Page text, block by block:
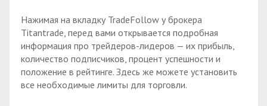
Нажимая на вкладку TradeFollow у брокера
Titantrade, перед вами открывается подробная
информация про трейдеров-лидеров — их прибыль,
количество подписчиков, процент успешности и
положение в рейтинге. Здесь же можете установить
все необходимые лимиты для торговли.